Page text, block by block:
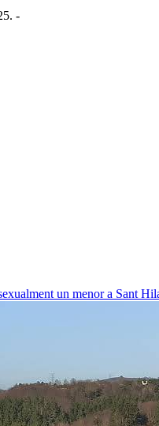
-
un menor a Sant